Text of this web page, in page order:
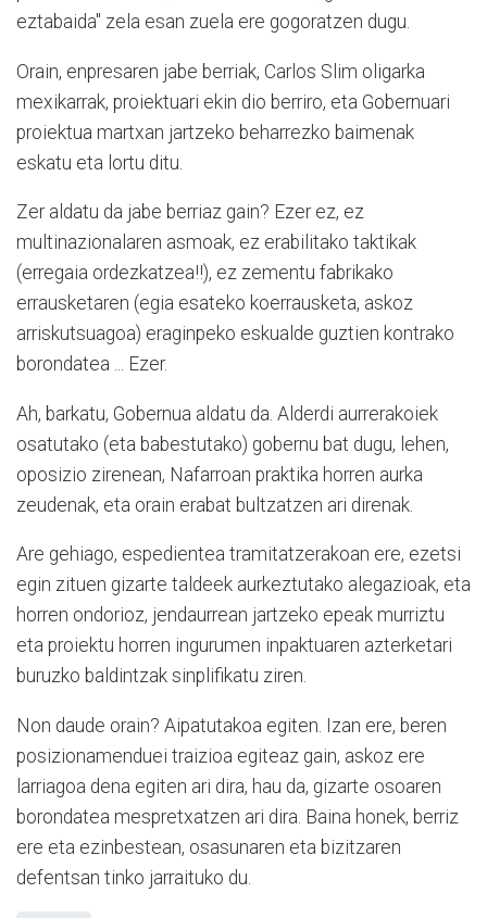
eztabaida" zela esan zuela ere gogoratzen dugu.
Orain, enpresaren jabe berriak, Carlos Slim oligarka
mexikarrak, proiektuari ekin dio berriro, eta Gobernuari
proiektua martxan jartzeko beharrezko baimenak
eskatu eta lortu ditu.
Zer aldatu da jabe berriaz gain? Ezer ez, ez
multinazionalaren asmoak, ez erabilitako taktikak
(erregaia ordezkatzea!!), ez zementu fabrikako
errausketaren (egia esateko koerrausketa, askoz
arriskutsuagoa) eraginpeko eskualde guztien kontrako
borondatea ... Ezer.
Ah, barkatu, Gobernua aldatu da. Alderdi aurrerakoiek
osatutako (eta babestutako) gobernu bat dugu, lehen,
oposizio zirenean, Nafarroan praktika horren aurka
zeudenak, eta orain erabat bultzatzen ari direnak.
Are gehiago, espedientea tramitatzerakoan ere, ezetsi
egin zituen gizarte taldeek aurkeztutako alegazioak, eta
horren ondorioz, jendaurrean jartzeko epeak murriztu
eta proiektu horren ingurumen inpaktuaren azterketari
buruzko baldintzak sinplifikatu ziren.
Non daude orain? Aipatutakoa egiten. Izan ere, beren
posizionamenduei traizioa egiteaz gain, askoz ere
larriagoa dena egiten ari dira, hau da, gizarte osoaren
borondatea mespretxatzen ari dira. Baina honek, berriz
ere eta ezinbestean, osasunaren eta bizitzaren
defentsan tinko jarraituko du.